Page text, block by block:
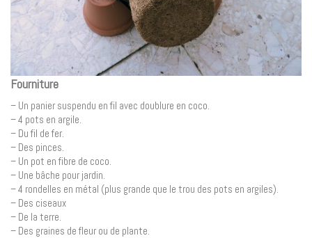
Fourniture
– Un panier suspendu en fil avec doublure en coco.
– 4 pots en argile.
– Du fil de fer.
– Des pinces.
– Un pot en fibre de coco.
– Une bâche pour jardin.
– 4 rondelles en métal (plus grande que le trou des pots en argiles).
– Des ciseaux
– De la terre.
– Des graines de fleur ou de plante.